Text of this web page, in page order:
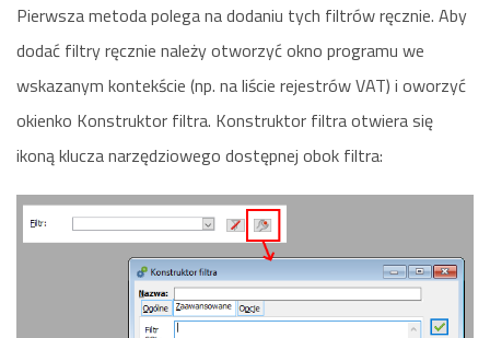
Pierwsza metoda polega na dodaniu tych filtrów ręcznie. Aby
dodać filtry ręcznie należy otworzyć okno programu we
wskazanym kontekście (np. na liście rejestrów VAT) i oworzyć
okienko Konstruktor filtra. Konstruktor filtra otwiera się
ikoną klucza narzędziowego dostępnej obok filtra: